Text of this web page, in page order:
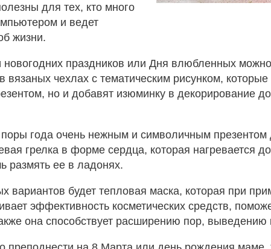
для тех, кто много
и ведет
жизни.
новогодних праздников или Дня влюбленных
вязаных чехлах с тематическим рисунком, которые
но и добавят изюминку в декорирование
года очень нежным и символичным презентом
грелка в форме сердца, которая нагревается
размять ее в ладонях.
вариантов будет тепловая маска, которая при
эффективность косметических средств,
она способствует расширению пор, выведению